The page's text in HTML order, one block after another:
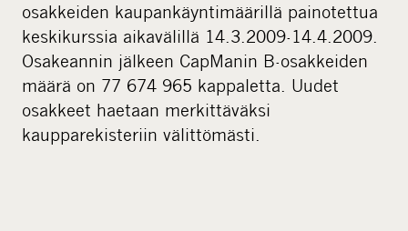
osakkeiden kaupankäyntimäärillä painotettua
keskikurssia aikavälillä 14.3.2009-14.4.2009.
Osakeannin jälkeen CapManin B-osakkeiden
määrä on 77 674 965 kappaletta. Uudet
osakkeet haetaan merkittäväksi
kaupparekisteriin välittömästi.